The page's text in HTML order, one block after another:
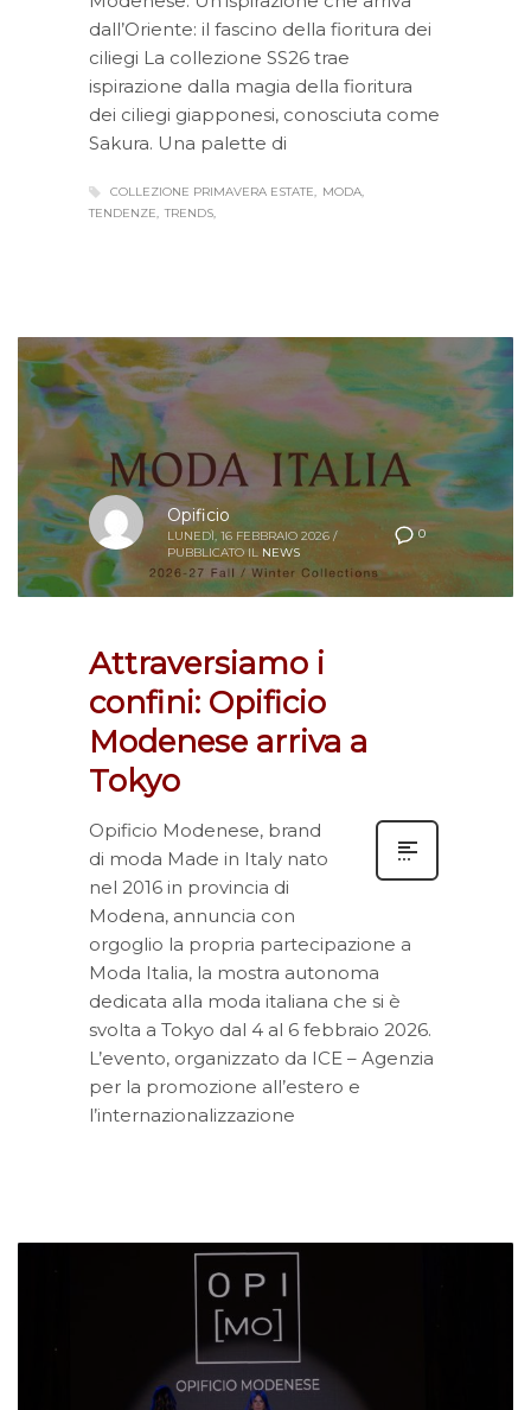
dall’Oriente: il fascino della fioritura dei
ciliegi La collezione SS26 trae
ispirazione dalla magia della fioritura
dei ciliegi giapponesi, conosciuta come
Sakura. Una palette di
COLLEZIONE PRIMAVERA ESTATE
MODA
TENDENZE
TRENDS
0
Opificio
LUNEDÌ, 16 FEBBRAIO 2026 /
PUBBLICATO IL NEWS
Attraversiamo i
confini: Opificio
Modenese arriva a
Tokyo
Opificio Modenese, brand
di moda Made in Italy nato
nel 2016 in provincia di
Modena, annuncia con
orgoglio la propria partecipazione a
Moda Italia, la mostra autonoma
dedicata alla moda italiana che si è
svolta a Tokyo dal 4 al 6 febbraio 2026.
L’evento, organizzato da ICE – Agenzia
per la promozione all’estero e
l’internazionalizzazione